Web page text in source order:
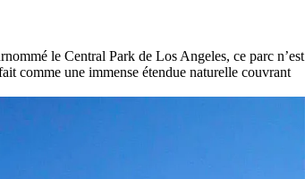
le Central Park de Los Angeles, ce parc n’est
comme une immense étendue naturelle couvrant